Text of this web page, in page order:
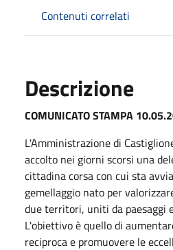
Contenuti correlati
Descrizione
COMUNICATO STAMPA
L'Amministrazione di
accolto nei giorni scorsi una
cittadina corsa con cui sta
gemellaggio nato per
due territori, uniti da paesaggi
L'obiettivo è quello di
reciproca e promuovere le